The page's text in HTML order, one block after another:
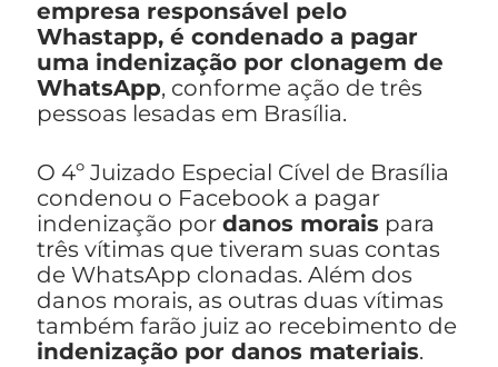
empresa responsável pelo
Whastapp, é condenado a pagar
uma indenização por clonagem de
WhatsApp, conforme ação de três
pessoas lesadas em Brasília.
O 4º Juizado Especial Cível de Brasília
condenou o Facebook a pagar
indenização por danos morais para
três vítimas que tiveram suas contas
de WhatsApp clonadas. Além dos
danos morais, as outras duas vítimas
também farão juiz ao recebimento de
indenização por danos materiais.